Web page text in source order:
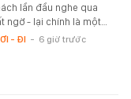
lần đầu nghe qua
ngờ - lại chính là một…
- ĐI - 6 giờ trước